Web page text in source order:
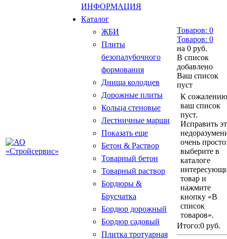
ИНФОРМАЦИЯ
Каталог
ЖБИ
Плиты
безопалубочного
формования
Днища колодцев
Дорожные плиты
Кольца стеновые
Лестничные марши
Показать еще
Бетон & Раствор
Товарный бетон
Товарный раствор
Бордюры &
Брусчатка
Бордюр дорожный
Бордюр садовый
Плитка тротуарная
Товаров: 0
Товаров: 0
на 0 руб.
В список
добавлено
Ваш список
пуст
К
ваш список
пуст.
Исправить
очень
выберите в
каталоге
товар и
нажмите
кнопку «В
список
товаров».
Итого:0 руб.